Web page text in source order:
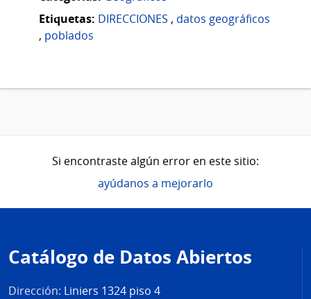
Etiquetas: DIRECCIONES , datos geográficos
, poblados
Si encontraste algún error en este sitio:
ayúdanos a mejorarlo
de
página
Catálogo de Datos Abiertos
Dirección: Liniers 1324 piso 4